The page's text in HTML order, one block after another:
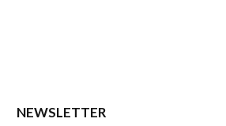
NEWSLETTER